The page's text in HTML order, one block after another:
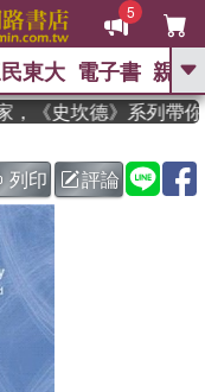
5
GO
歷史是一群喵 、 暑期
布克獎 臺灣漫遊錄、 方
的李登輝時代
、 偉大的迷走神經
東大 電子書 親子
《史坎德》系列帶你
列印
評論